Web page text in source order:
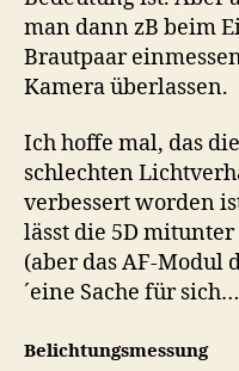
man dann zB beim
Brautpaar
Kamera überlassen.
Ich hoffe mal, das
schlechten
verbessert worden
lässt die 5D
(aber das AF-Modul
´eine Sache für
Belichtungsmessung